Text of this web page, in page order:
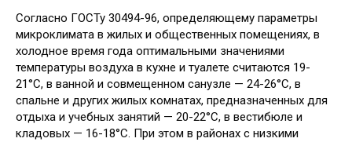
Согласно ГОСТу 30494-96, определяющему параметры
микроклимата в жилых и общественных помещениях, в
холодное время года оптимальными значениями
температуры воздуха в кухне и туалете считаются 19-
21°С, в ванной и совмещенном санузле — 24-26°С, в
спальне и других жилых комнатах, предназначенных для
отдыха и учебных занятий — 20-22°С, в вестибюле и
кладовых — 16-18°С. При этом в районах с низкими